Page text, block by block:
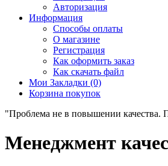
Авторизация
Информация
Способы оплаты
О магазине
Регистрация
Как оформить заказ
Как скачать файл
Мои Закладки (0)
Корзина покупок
"Проблема не в повышении качества.
Менеджмент